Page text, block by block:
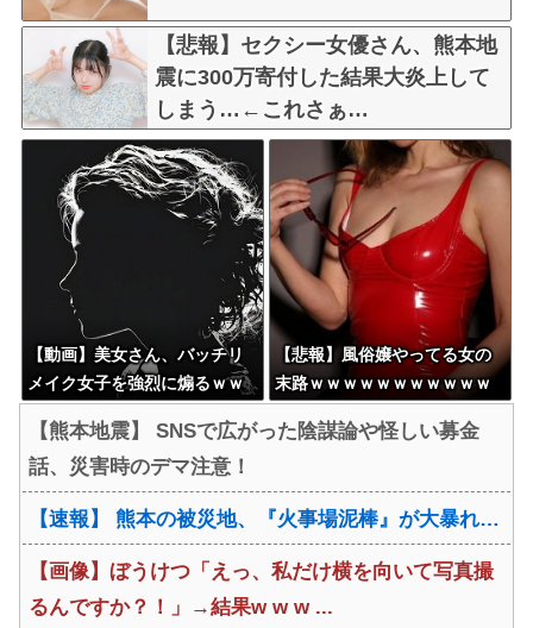
【悲報】セクシー女優さん、熊本地
震に300万寄付した結果大炎上して
しまう…←これさぁ…
【動画】美女さん、バッチリ
メイク女子を強烈に煽るｗｗ
【悲報】風俗嬢やってる女の
末路ｗｗｗｗｗｗｗｗｗｗｗ
【熊本地震】 SNSで広がった陰謀論や怪しい募金
話、災害時のデマ注意！
【速報】 熊本の被災地、『火事場泥棒』が大暴れ…
【画像】ぼうけつ「えっ、私だけ横を向いて写真撮
るんですか？！」→結果w w w ...